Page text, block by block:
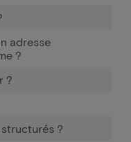
adresse
?
?
?